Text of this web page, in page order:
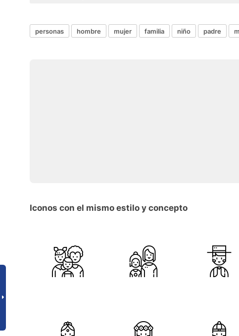
personas hombre mujer familia niño padre
Iconos con el mismo estilo y concepto